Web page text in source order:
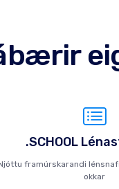
.SCHOOL
framúrskarandi
okkar